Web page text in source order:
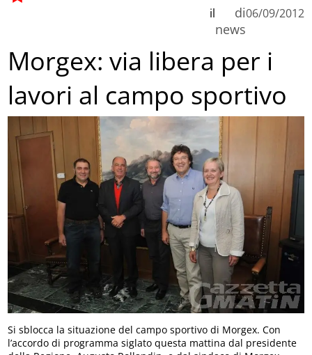
di
news
il 06/09/2012
Morgex: via libera per i
lavori al campo sportivo
Si sblocca la situazione del campo sportivo di Morgex. Con
l’accordo di programma siglato questa mattina dal presidente